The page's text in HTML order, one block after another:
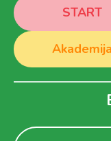
START
Akademija